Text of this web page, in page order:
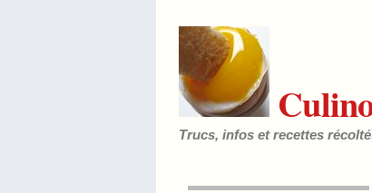
Trucs, infos et recettes